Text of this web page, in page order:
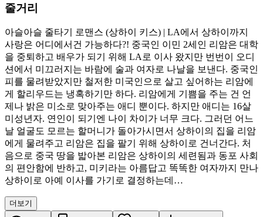
줄거리
아슬아슬 줄타기 로맨스 (상하이 키스) | LA에서 상하이까지
사랑은 어디에서건 가능하다?! 중국인 이민 2세인 리암은 대학
을 중퇴하고 배우가 되기 위해 LA로 이사 왔지만 번번이 오디
션에서 미끄러지는 바람에 술과 여자로 나날을 보낸다. 중국인
피를 물려받았지만 철저한 미국인으로 살고 싶어하는 리암에
게 할리우드는 냉혹하기만 하다. 리암에게 기쁨을 주는 건 언
제나 밝은 미소로 맞아주는 애디 뿐이다. 하지만 애디는 16살
미성년자. 연인이 되기엔 나이 차이가 너무 크다. 그러던 어느
날 얼굴도 모르는 할머니가 돌아가시면서 상하이의 집을 리암
에게 물려주고 리암은 집을 팔기 위해 상하이로 건너간다. 처
음으로 중국 땅을 밟아본 리암은 상하이의 세련됨과 동포 사회
의 편안함에 반하고, 미키라는 아름답고 똑똑한 여자까지 만나
상하이로 아예 이사를 가기로 결정하는데…
더보기